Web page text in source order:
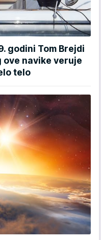
godini Tom Brejdi
ove navike veruje
telo